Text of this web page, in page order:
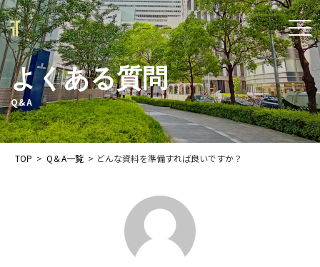
t
o
g
g
l
e
よくある質問
Q＆A
TOP > Q＆A一覧 > どんな資料を準備すれば良いですか？